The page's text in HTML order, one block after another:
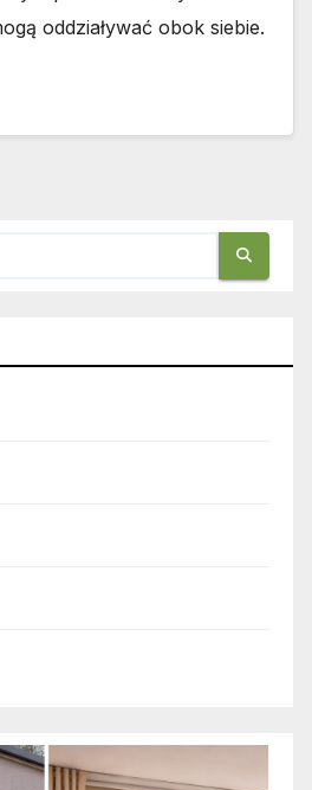
oddziaływać obok siebie.